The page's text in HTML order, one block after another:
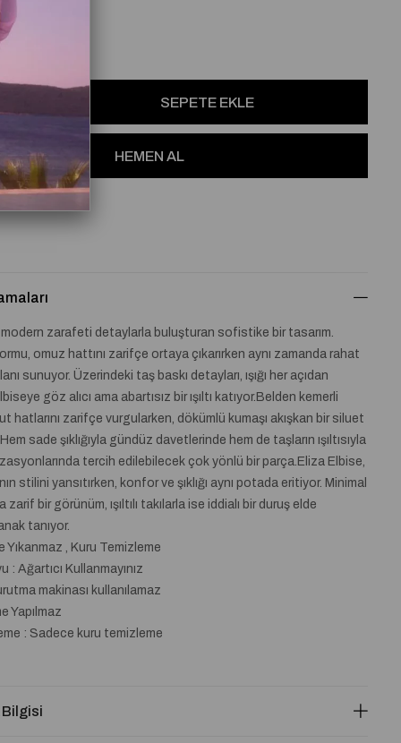
Ekle
modern zarafeti detaylarla buluşturan sofistike bir tasarım.
omuz hattını zarifçe ortaya çıkarırken aynı zamanda rahat
sunuyor. Üzerindeki taş baskı detayları, ışığı her açıdan
göz alıcı ama abartısız bir ışıltı katıyor.Belden kemerli
hatlarını zarifçe vurgularken, dökümlü kumaşı akışkan bir siluet
sade şıklığıyla gündüz davetlerinde hem de taşların ışıltısıyla
tercih edilebilecek çok yönlü bir parça.Eliza Elbise,
stilini yansıtırken, konfor ve şıklığı aynı potada eritiyor. Minimal
zarif bir görünüm, ışıltılı takılarla ise iddialı bir duruş elde
tanıyor.
Yıkanmaz , Kuru Temizleme
: Ağartıcı Kullanmayınız
makinası kullanılamaz
Yapılmaz
: Sadece kuru temizleme
Bilgisi